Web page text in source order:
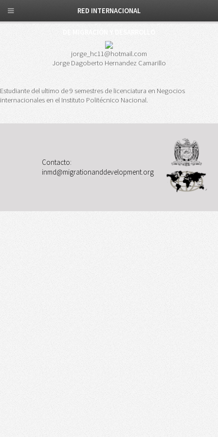
jorge_hc11@hotmail.com
Jorge Dagoberto Hernandez Camarillo
Estudiante del ultimo de 9 semestres de licenciatura en Negocios
internacionales en el Instituto Politécnico Nacional.
Contacto:
inmd@migrationanddevelopment.org
RED INTERNACIONAL